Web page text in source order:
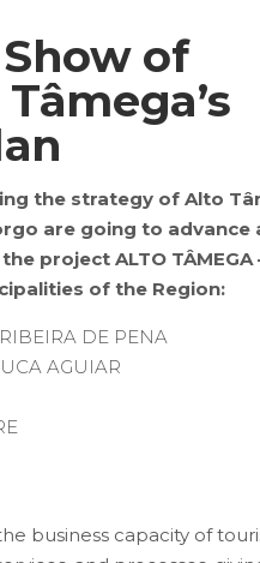
of
the strategy of Alto
are going to advance
project ALTO TÂMEGA
of the Region:
DE PENA
AGUIAR
business capacity of